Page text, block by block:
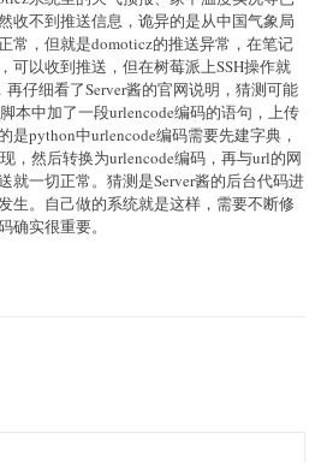
收不到推送信息，诡异的是从中国气象局
常，但就是domoticz的推送异常，在笔记
可以收到推送，但在树莓派上SSH操作就
仔细看了Server酱的官网说明，猜测可能
本中加了一段urlencode编码的语句，上传
是python中urlencode编码需要先建字典，
，然后转换为urlencode编码，再与url的网
就一切正常。猜测是Server酱的后台代码进
生。自己做的系统就是这样，需要不断修
确实很重要。